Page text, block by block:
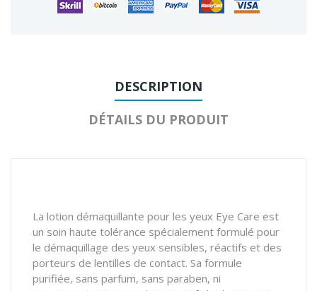
DESCRIPTION
DÉTAILS DU PRODUIT
La lotion démaquillante pour les yeux Eye Care est
un soin haute tolérance spécialement formulé pour
le démaquillage des yeux sensibles, réactifs et des
porteurs de lentilles de contact. Sa formule
purifiée, sans parfum, sans paraben, ni